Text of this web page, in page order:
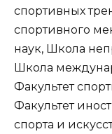
спортивных
спортивного
наук, Школа
Школа
Факультет
Факультет
спорта и